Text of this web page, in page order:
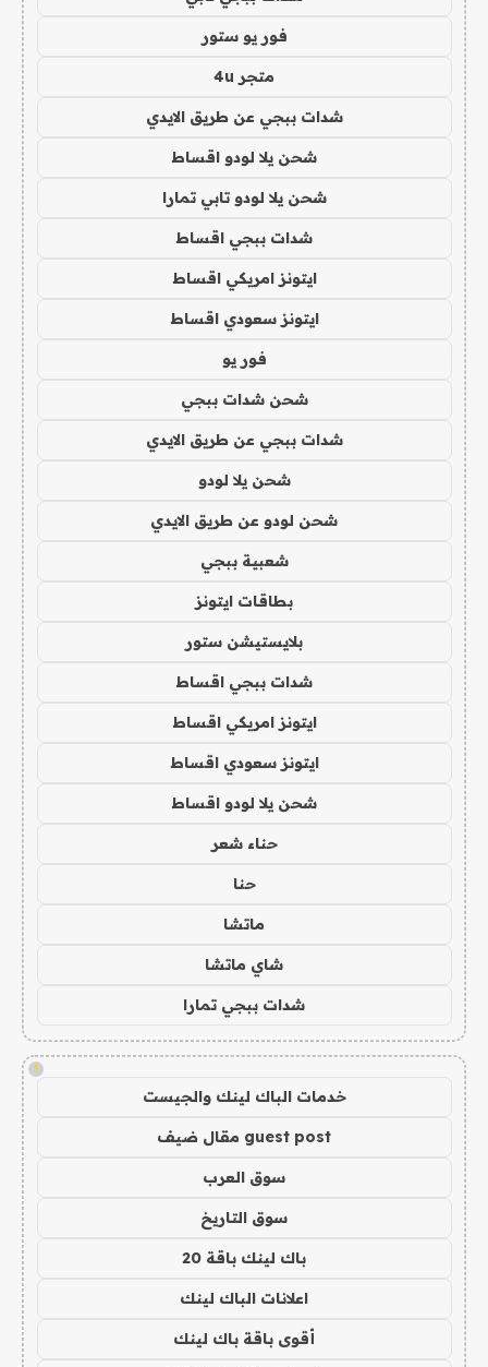
فور يو ستور
متجر 4u
شدات ببجي عن طريق الايدي
شحن يلا لودو اقساط
شحن يلا لودو تابي تمارا
شدات ببجي اقساط
ايتونز امريكي اقساط
ايتونز سعودي اقساط
فور يو
شحن شدات ببجي
شدات ببجي عن طريق الايدي
شحن يلا لودو
شحن لودو عن طريق الايدي
شعبية ببجي
بطاقات ايتونز
بلايستيشن ستور
شدات ببجي اقساط
ايتونز امريكي اقساط
ايتونز سعودي اقساط
شحن يلا لودو اقساط
حناء شعر
حنا
ماتشا
شاي ماتشا
شدات ببجي تمارا
!
خدمات الباك لينك والجيست
guest post مقال ضيف
سوق العرب
سوق التاريخ
باك لينك باقة 20
اعلانات الباك لينك
أقوى باقة باك لينك